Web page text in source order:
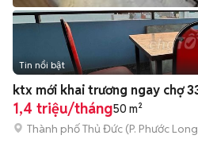
Tin nổi bật
ktx mới khai trương ngay chợ
1,4 triệu/tháng50 m²
Thành phố Thủ Đức (P. Phước Long